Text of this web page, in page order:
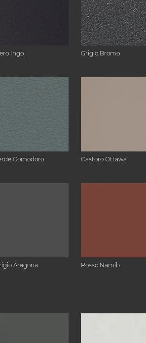
Ingo Grigio Bromo
Comodoro Castoro Ottawa
Aragona Rosso Namib